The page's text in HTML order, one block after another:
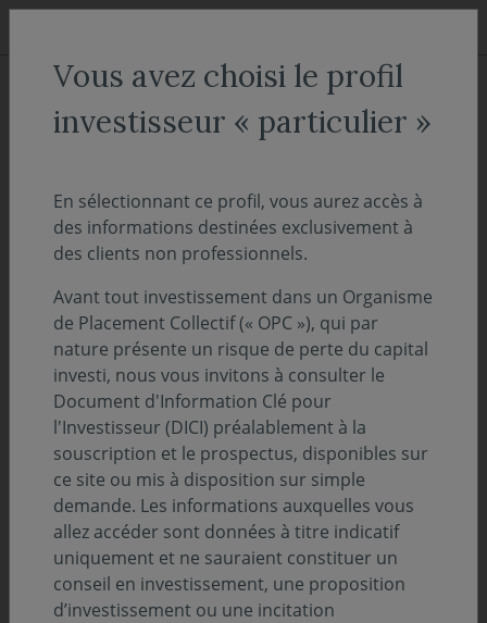
Aller au menu
Aller au contenu
COVEA FINANCE Nous connaître
Nos rapports 2025
Une éthique rigoureuse et un modèle de valeurs partagés
Un modèle de valeurs éthiques
et partagées
Égalité des chances et accompagnement des
collaborateurs ont plus que jamais été au
cœur des enjeux de Covéa Finance en 2025,
tout comme la transmission des valeurs de la
société. Le mécénat a quant à lui fêté ses cinq
ans en renouvelant sa fidélité aux structures
soutenues depuis 2020.
Éthique et Valeurs
Vous avez choisi le profil
investisseur « particulier »
En sélectionnant ce profil, vous aurez accès à
des informations destinées exclusivement à
des clients non professionnels.
Avant tout investissement dans un Organisme
de Placement Collectif (« OPC »), qui par
nature présente un risque de perte du capital
investi, nous vous invitons à consulter le
Document d'Information Clé pour
l'Investisseur (DICI) préalablement à la
souscription et le prospectus, disponibles sur
ce site ou mis à disposition sur simple
demande. Les informations auxquelles vous
allez accéder sont données à titre indicatif
uniquement et ne sauraient constituer un
conseil en investissement, une proposition
d’investissement ou une incitation